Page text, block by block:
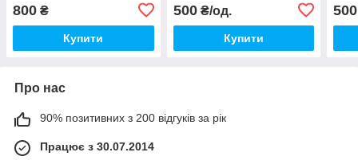
800 ₴
Купити
500₴/од.
Купити
500
Про нас
90% позитивних з 200 відгуків за рік
Працює з 30.07.2014